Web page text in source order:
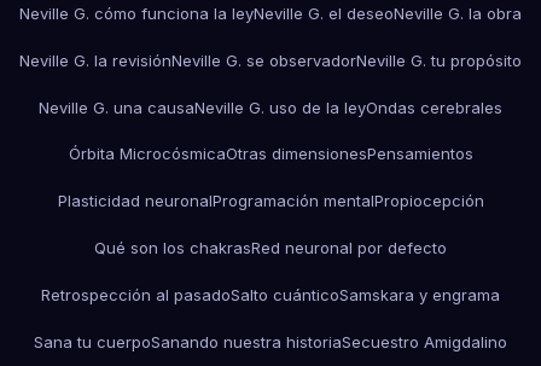
Neville G. cómo funciona la leyNeville G. el deseoNeville G. la obra
Neville G. la revisiónNeville G. se observadorNeville G. tu propósito
Neville G. una causaNeville G. uso de la leyOndas cerebrales
Órbita MicrocósmicaOtras dimensionesPensamientos
Plasticidad neuronalProgramación mentalPropiocepción
Qué son los chakrasRed neuronal por defecto
Retrospección al pasadoSalto cuánticoSamskara y engrama
Sana tu cuerpoSanando nuestra historiaSecuestro Amigdalino